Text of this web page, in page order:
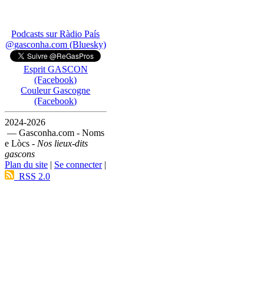
Podcasts sur Ràdio País
@gasconha.com (Bluesky)
Esprit GASCON
(Facebook)
Couleur Gascogne
(Facebook)
2024-2026
— Gasconha.com - Noms
e Lòcs - Nos lieux-dits
gascons
Plan du site | Se connecter|
RSS 2.0